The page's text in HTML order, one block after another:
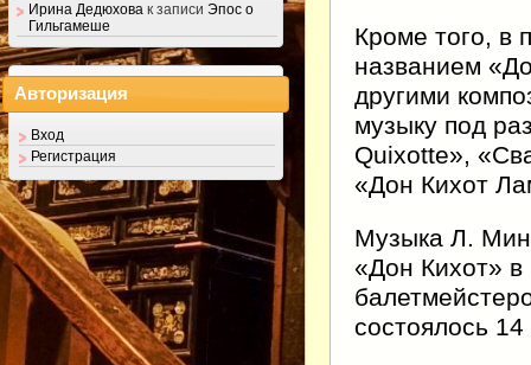
Кроме того, в
названием
другими
музыку под
Quixotte»,
«Дон Кихот
Музыка Л.
«Дон Кихот»
состоялось
Ирина Дедюхова к записи Эпос о
Гильгамеше
Авторизация
Вход
Регистрация